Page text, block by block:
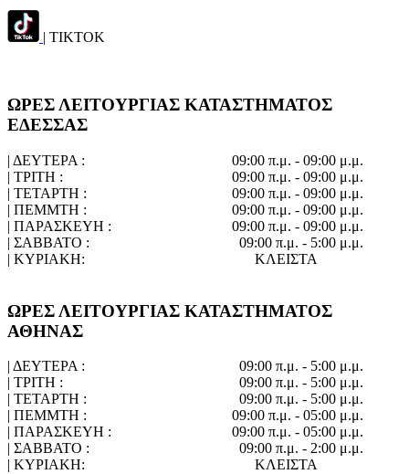
| TIKTOK
ΩΡΕΣ ΛΕΙΤΟΥΡΓΙΑΣ ΚΑΤΑΣΤΗΜΑΤΟΣ
ΕΔΕΣΣΑΣ
| ΔΕΥΤΕΡΑ :
09:00 π.μ. - 09:00 μ.μ.
| ΤΡΙΤΗ :
09:00 π.μ. - 09:00 μ.μ.
| ΤΕΤΑΡΤΗ :
09:00 π.μ. - 09:00 μ.μ.
| ΠΕΜΜΤΗ :
09:00 π.μ. - 09:00 μ.μ.
| ΠΑΡΑΣΚΕΥΗ :
09:00 π.μ. - 09:00 μ.μ.
| ΣΑΒΒΑΤΟ :
09:00 π.μ. - 5:00 μ.μ.
| ΚΥΡΙΑΚΗ:
ΚΛΕΙΣΤΑ
ΩΡΕΣ ΛΕΙΤΟΥΡΓΙΑΣ ΚΑΤΑΣΤΗΜΑΤΟΣ
ΑΘΗΝΑΣ
| ΔΕΥΤΕΡΑ :
09:00 π.μ. - 5:00 μ.μ.
| ΤΡΙΤΗ :
09:00 π.μ. - 5:00 μ.μ.
| ΤΕΤΑΡΤΗ :
09:00 π.μ. - 5:00 μ.μ.
| ΠΕΜΜΤΗ :
09:00 π.μ. - 05:00 μ.μ.
| ΠΑΡΑΣΚΕΥΗ :
09:00 π.μ. - 05:00 μ.μ.
| ΣΑΒΒΑΤΟ :
09:00 π.μ. - 2:00 μ.μ.
| ΚΥΡΙΑΚΗ:
ΚΛΕΙΣΤΑ